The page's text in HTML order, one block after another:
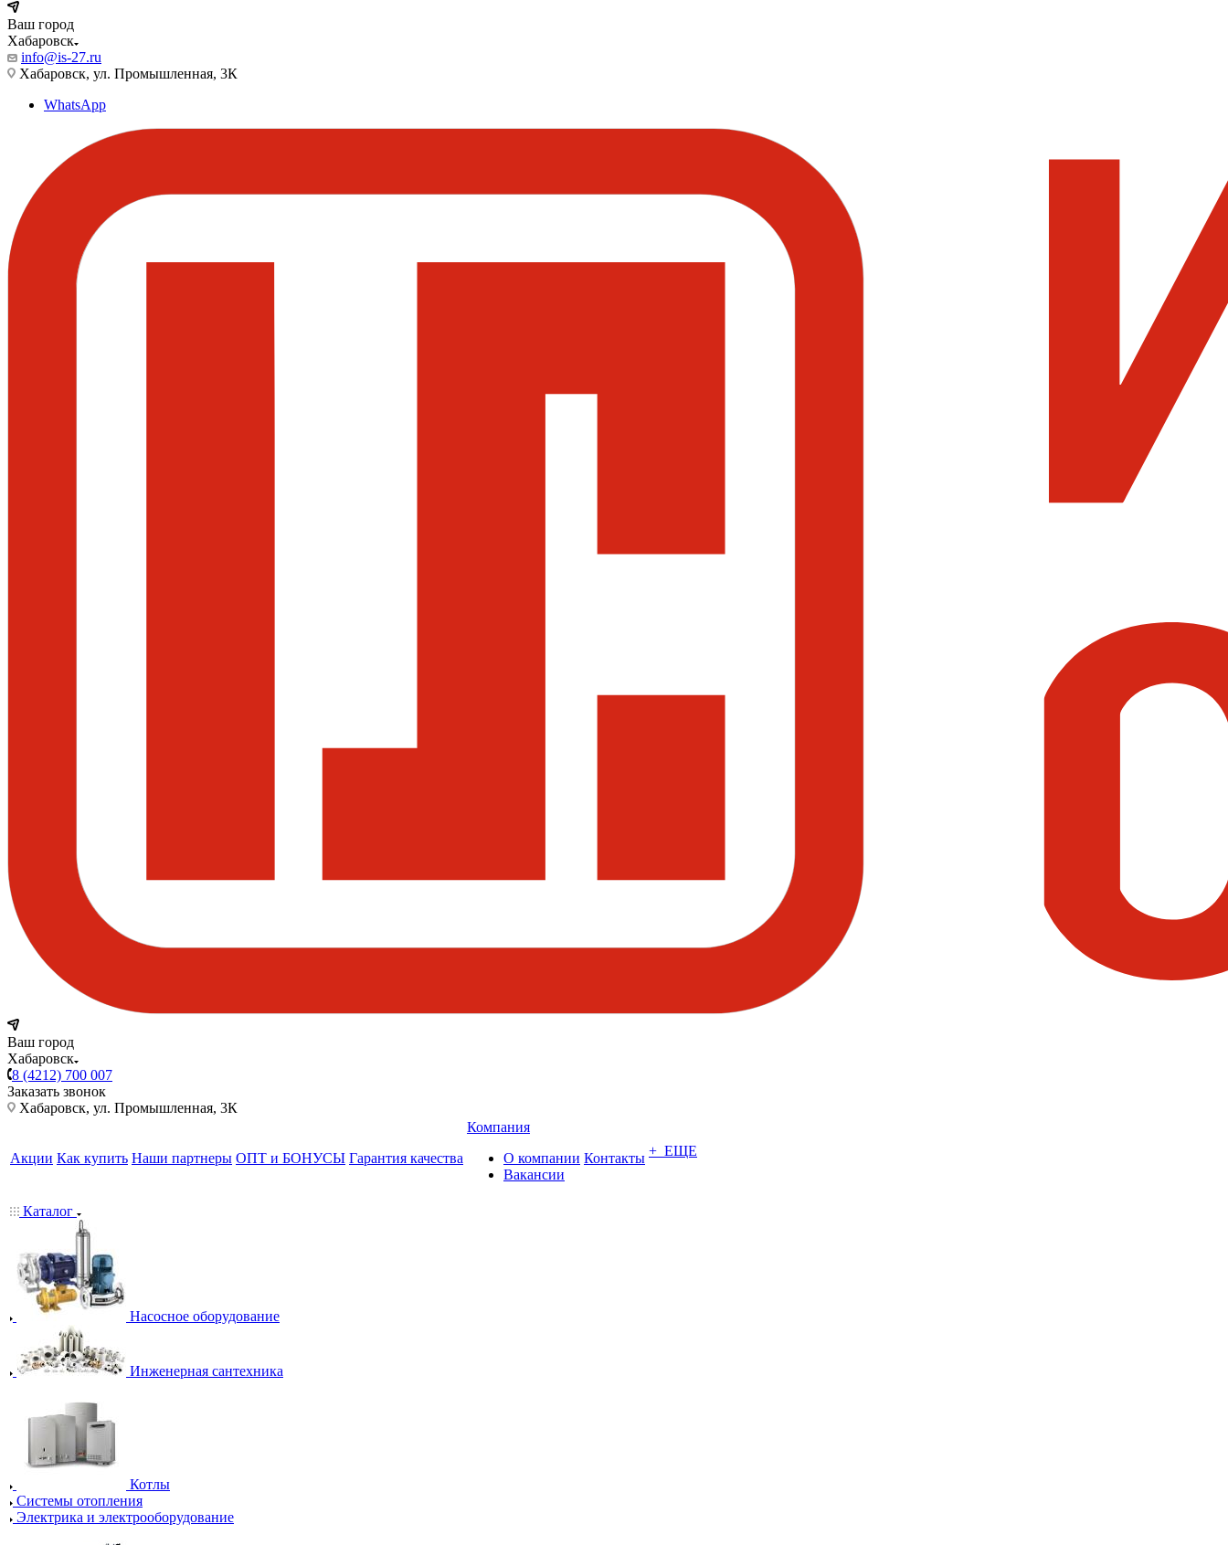
Ваш город
Хабаровск
info@is-27.ru
Хабаровск, ул. Промышленная, 3К
WhatsApp
Ваш город
Хабаровск
8 (4212) 700 007
Заказать звонок
Хабаровск, ул. Промышленная, 3К
Акции Как купить Наши партнеры ОПТ и БОНУСЫ Гарантия качества
Компания
О компании
Вакансии
Контакты + ЕЩЕ
Каталог
Насосное оборудование
Инженерная сантехника
Котлы
Системы отопления
Электрика и электрооборудование